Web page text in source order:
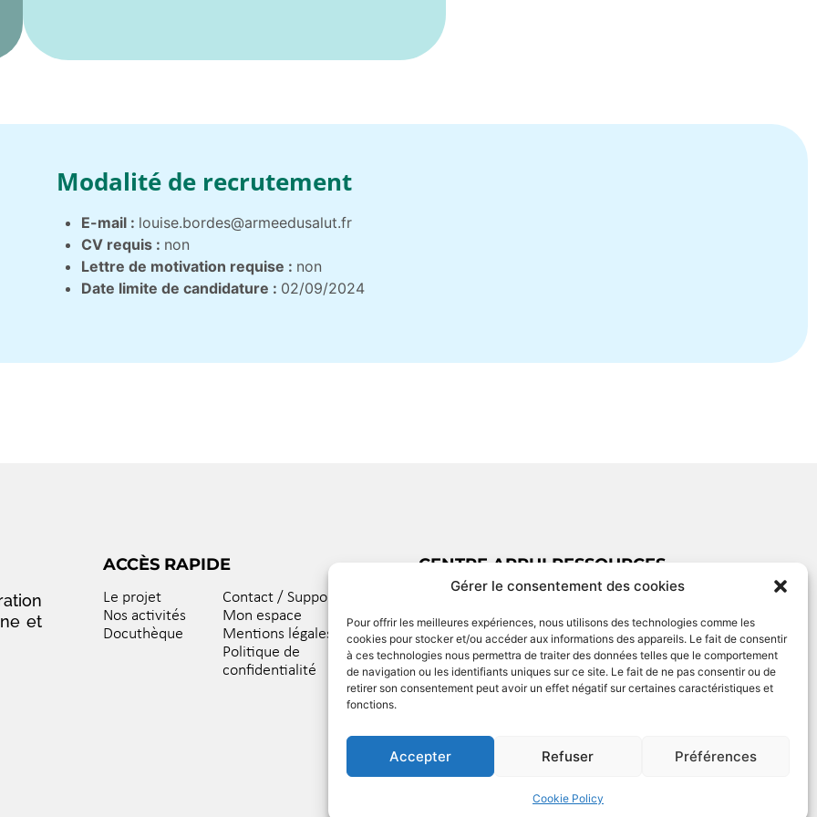
Gérer le consentement des cookies
Pour offrir les meilleures expériences, nous utilisons des technologies comme les
cookies pour stocker et/ou accéder aux informations des appareils. Le fait de consentir
à ces technologies nous permettra de traiter des données telles que le comportement
de navigation ou les identifiants uniques sur ce site. Le fait de ne pas consentir ou de
retirer son consentement peut avoir un effet négatif sur certaines caractéristiques et
fonctions.
Accepter Refuser Préférences
Cookie Policy
Modalité de recrutement
E-mail : louise.bordes@armeedusalut.fr
CV requis : non
Lettre de motivation requise : non
Date limite de candidature : 02/09/2024
et
ACCÈS RAPIDE
Le projet
Nos activités
Docuthèque
Contact / Support
Mon espace
Mentions légales
Politique de
confidentialité
CENTRE APPUI RESSOURCES
car-integration@france-terre-asile.org
Créé par Ethicweb